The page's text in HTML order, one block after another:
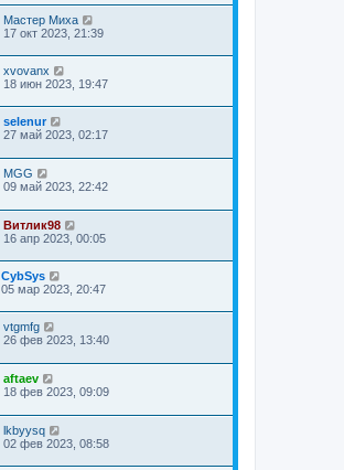
Мастер Миха
17 окт 2023, 21:39
xvovanx
18 июн 2023, 19:47
selenur
27 май 2023, 02:17
MGG
09 май 2023, 22:42
Витлик98
16 апр 2023, 00:05
CybSys
05 мар 2023, 20:47
vtgmfg
26 фев 2023, 13:40
aftaev
18 фев 2023, 09:09
lkbyysq
02 фев 2023, 08:58